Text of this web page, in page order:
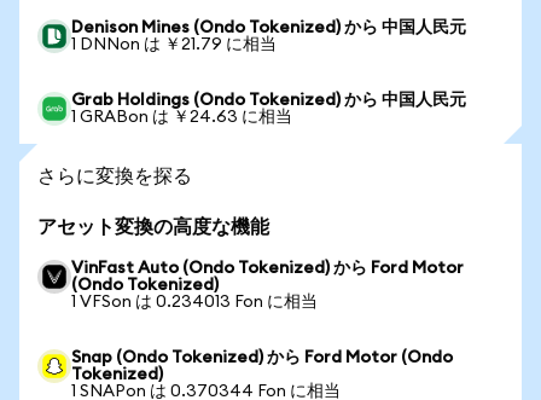
Denison Mines (Ondo Tokenized) から 中国人民元
1 DNNon は ￥21.79 に相当
Grab Holdings (Ondo Tokenized) から 中国人民元
1 GRABon は ￥24.63 に相当
さらに変換を探る
アセット変換の高度な機能
VinFast Auto (Ondo Tokenized) から Ford Motor
(Ondo Tokenized)
1 VFSon は 0.234013 Fon に相当
Snap (Ondo Tokenized) から Ford Motor (Ondo
Tokenized)
1 SNAPon は 0.370344 Fon に相当